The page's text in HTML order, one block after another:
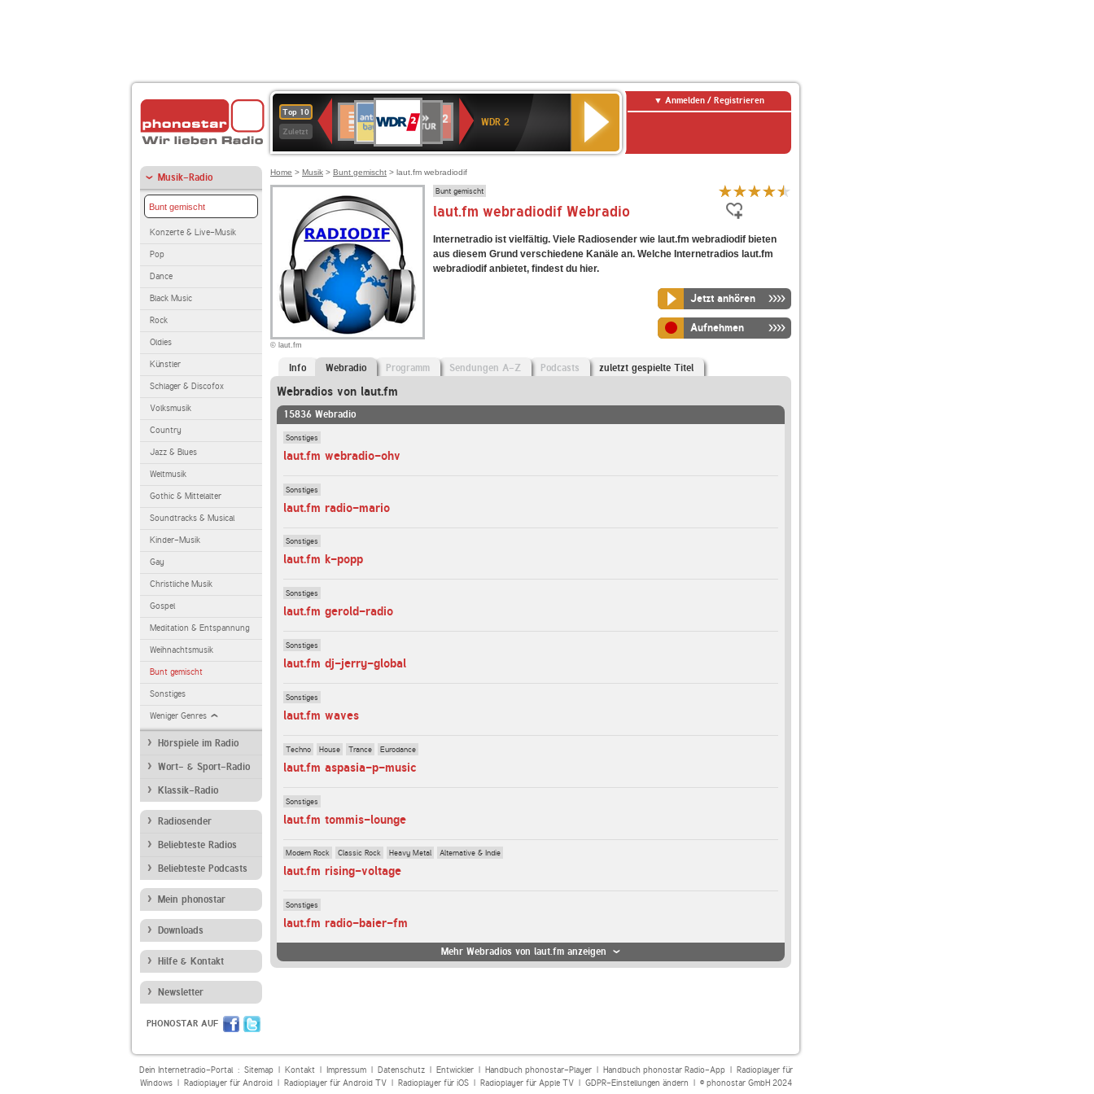
Top 10
Zuletzt
Deutschlandfunk
90er
OLDIE
ANTENNE
4
KLASSIK
Deutschlandfunk
KulturBAYERN
2
Kultur
NDR
2
WDR 2
Anmelden / Registrieren
Musik-Radio
Bunt gemischt
Konzerte & Live-Musik
Pop
Dance
Black Music
Rock
Oldies
Künstler
Schlager & Discofox
Volksmusik
Country
Jazz & Blues
Weltmusik
Gothic & Mittelalter
Soundtracks & Musical
Kinder-Musik
Gay
Christliche Musik
Gospel
Meditation & Entspannung
Weihnachtsmusik
Bunt gemischt
Sonstiges
Weniger Genres
Hörspiele im Radio
Wort- & Sport-Radio
Klassik-Radio
Radiosender
Beliebteste Radios
Beliebteste Podcasts
Mein phonostar
Downloads
Hilfe & Kontakt
Newsletter
PHONOSTAR AUF
Home > Musik > Bunt gemischt > laut.fm webradiodif
© laut.fm
Bunt gemischt
laut.fm webradiodif Webradio
Internetradio ist vielfältig. Viele Radiosender wie laut.fm webradiodif bieten
aus diesem Grund verschiedene Kanäle an. Welche Internetradios laut.fm
webradiodif anbietet, findest du hier.
Jetzt anhören
Aufnehmen
Info Webradio Programm Sendungen A-Z Podcasts zuletzt gespielte Titel
Webradios von laut.fm
15836 Webradio
Sonstiges
laut.fm webradio-ohv
Sonstiges
laut.fm radio-mario
Sonstiges
laut.fm k-popp
Sonstiges
laut.fm gerold-radio
Sonstiges
laut.fm dj-jerry-global
Sonstiges
laut.fm waves
Techno House Trance Eurodance
laut.fm aspasia-p-music
Sonstiges
laut.fm tommis-lounge
Modern Rock Classic Rock Heavy Metal Alternative & Indie
laut.fm rising-voltage
Sonstiges
laut.fm radio-baier-fm
Mehr Webradios von laut.fm anzeigen
Dein Internetradio-Portal : Sitemap| Kontakt| Impressum| Datenschutz| Entwickler| Handbuch phonostar-Player| Handbuch phonostar Radio-App| Radioplayer für
Windows| Radioplayer für Android| Radioplayer für Android TV| Radioplayer für iOS| Radioplayer für Apple TV| GDPR-Einstellungen ändern | © phonostar GmbH 2024